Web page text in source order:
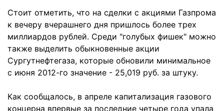
Стоит отметить, что на сделки с акциями Газпрома
к вечеру вчерашнего дня пришлось более трех
миллиардов рублей. Среди "голубых фишек" можно
также выделить обыкновенные акции
Сургутнефтегаза, которые обновили минимальное
с июня 2012-го значение - 25,019 руб. за штуку.
Как сообщалось, в апреле капитализация газового
концерна впервые за последние четыре года упала